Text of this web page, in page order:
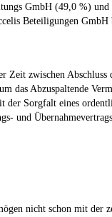
GmbH (49,0 %) und
Beteiligungen
Zeit zwischen Abschluss
das Abzuspaltende
der Sorgfalt eines
und
nicht schon mit der